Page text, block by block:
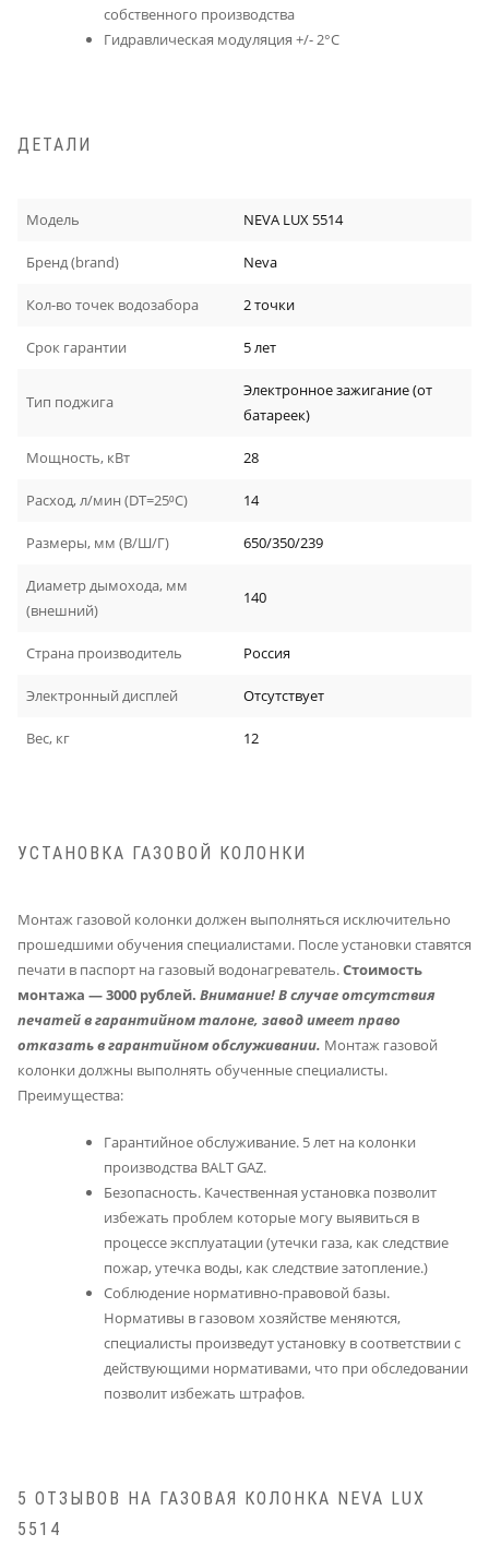
собственного производства
Гидравлическая модуляция +/- 2°С
ДЕТАЛИ
Модель NEVA LUX 5514
Бренд (brand) Neva
Кол-во точек водозабора 2 точки
Срок гарантии 5 лет
Тип поджига
Электронное зажигание (от
батареек)
Мощность, кВт 28
Расход, л/мин (DT=25⁰С) 14
Размеры, мм (В/Ш/Г) 650/350/239
Диаметр дымохода, мм
(внешний)
140
Страна производитель Россия
Электронный дисплей Отсутствует
Вес, кг 12
УСТАНОВКА ГАЗОВОЙ КОЛОНКИ
Монтаж газовой колонки должен выполняться исключительно
прошедшими обучения специалистами. После установки ставятся
печати в паспорт на газовый водонагреватель.Стоимость
монтажа — 3000 рублей. Внимание! В случае отсутствия
печатей в гарантийном талоне, завод имеет право
отказать в гарантийном обслуживании. Монтаж газовой
колонки должны выполнять обученные специалисты.
Преимущества:
Гарантийное обслуживание. 5 лет на колонки
производства BALT GAZ.
Безопасность. Качественная установка позволит
избежать проблем которые могу выявиться в
процессе эксплуатации (утечки газа, как следствие
пожар, утечка воды, как следствие затопление.)
Соблюдение нормативно-правовой базы.
Нормативы в газовом хозяйстве меняются,
специалисты произведут установку в соответствии с
действующими нормативами, что при обследовании
позволит избежать штрафов.
5 ОТЗЫВОВ НА ГАЗОВАЯ КОЛОНКА NEVA LUX
5514